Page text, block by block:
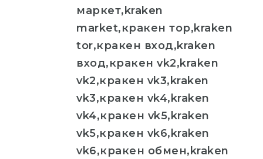
маркет,kraken
market,кракен тор,kraken
tor,кракен вход,kraken
вход,кракен vk2,kraken
vk2,кракен vk3,kraken
vk3,кракен vk4,kraken
vk4,кракен vk5,kraken
vk5,кракен vk6,kraken
vk6,кракен обмен,kraken